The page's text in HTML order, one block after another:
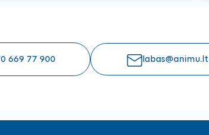
669 77 900 labas@animu.lt